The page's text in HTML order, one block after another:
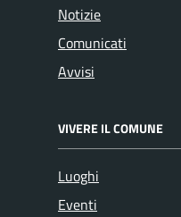
Notizie
Comunicati
Avvisi
VIVERE IL COMUNE
Luoghi
Eventi